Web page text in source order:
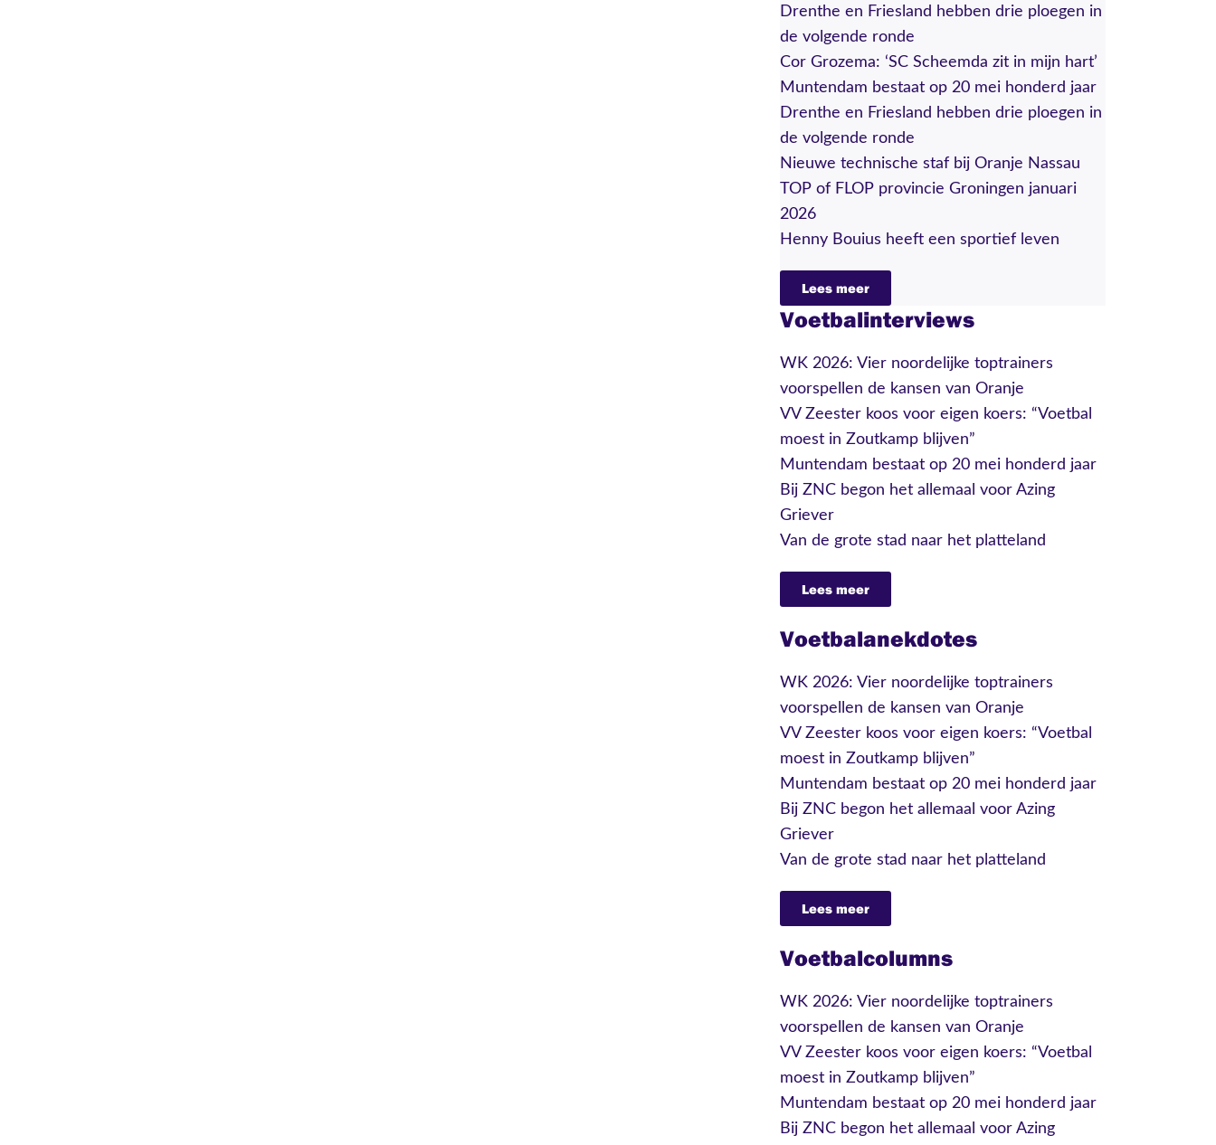
Drenthe en Friesland hebben drie ploegen in
de volgende ronde
Cor Grozema: ‘SC Scheemda zit in mijn hart’
Muntendam bestaat op 20 mei honderd jaar
Drenthe en Friesland hebben drie ploegen in
de volgende ronde
Nieuwe technische staf bij Oranje Nassau
TOP of FLOP provincie Groningen januari
2026
Henny Bouius heeft een sportief leven
Lees meer
Voetbalinterviews
WK 2026: Vier noordelijke toptrainers
voorspellen de kansen van Oranje
VV Zeester koos voor eigen koers: “Voetbal
moest in Zoutkamp blijven”
Muntendam bestaat op 20 mei honderd jaar
Bij ZNC begon het allemaal voor Azing
Griever
Van de grote stad naar het platteland
Lees meer
Voetbalanekdotes
WK 2026: Vier noordelijke toptrainers
voorspellen de kansen van Oranje
VV Zeester koos voor eigen koers: “Voetbal
moest in Zoutkamp blijven”
Muntendam bestaat op 20 mei honderd jaar
Bij ZNC begon het allemaal voor Azing
Griever
Van de grote stad naar het platteland
Lees meer
Voetbalcolumns
WK 2026: Vier noordelijke toptrainers
voorspellen de kansen van Oranje
VV Zeester koos voor eigen koers: “Voetbal
moest in Zoutkamp blijven”
Muntendam bestaat op 20 mei honderd jaar
Bij ZNC begon het allemaal voor Azing